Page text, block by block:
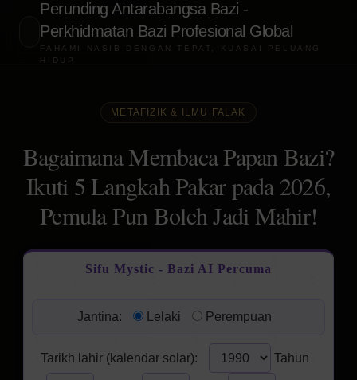
Perunding Antarabangsa Bazi -
Perkhidmatan Bazi Profesional Global
FAHAMI NASIB DENGAN TEPAT, KUASAI PELUANG
HIDUP
METAFIZIK & ILMU FALAK
Bagaimana Membaca Papan Bazi?
Ikuti 5 Langkah Pakar pada 2026,
Pemula Pun Boleh Jadi Mahir!
Sifu Mystic - Bazi AI Percuma
Jantina: Lelaki Perempuan
Tarikh lahir (kalendar solar): Tahun